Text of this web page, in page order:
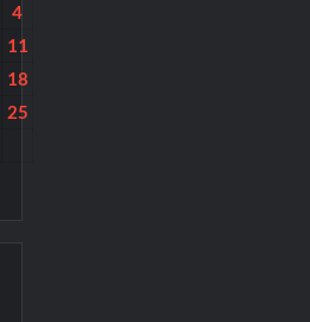
4
11
18
25